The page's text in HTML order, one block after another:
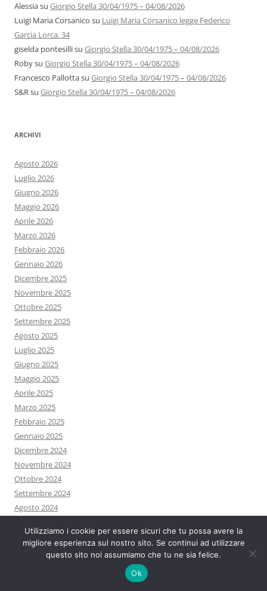
Alessiasu Giorgio Stella 30/04/1975 – 04/08/2026
Luigi Maria Corsanico su Luigi Maria Corsanico legge Federico
Garcìa Lorca. 34
giselda pontesillisu Giorgio Stella 30/04/1975 – 04/08/2026
Robysu Giorgio Stella 30/04/1975 – 04/08/2026
Francesco Pallottasu Giorgio Stella 30/04/1975 – 04/08/2026
S&Rsu Giorgio Stella 30/04/1975 – 04/08/2026
ARCHIVI
Agosto 2026
Luglio 2026
Giugno 2026
Maggio 2026
Aprile 2026
Marzo 2026
Febbraio 2026
Gennaio 2026
Dicembre 2025
Novembre 2025
Ottobre 2025
Settembre 2025
Agosto 2025
Luglio 2025
Giugno 2025
Maggio 2025
Aprile 2025
Marzo 2025
Febbraio 2025
Gennaio 2025
Dicembre 2024
Novembre 2024
Ottobre 2024
Settembre 2024
Agosto 2024
Giugno 2024
Maggio 2024
Utilizziamo i cookie per essere sicuri che tu possa avere la
migliore esperienza sul nostro sito. Se continui ad utilizzare
questo sito noi assumiamo che tu ne sia felice.
Ok